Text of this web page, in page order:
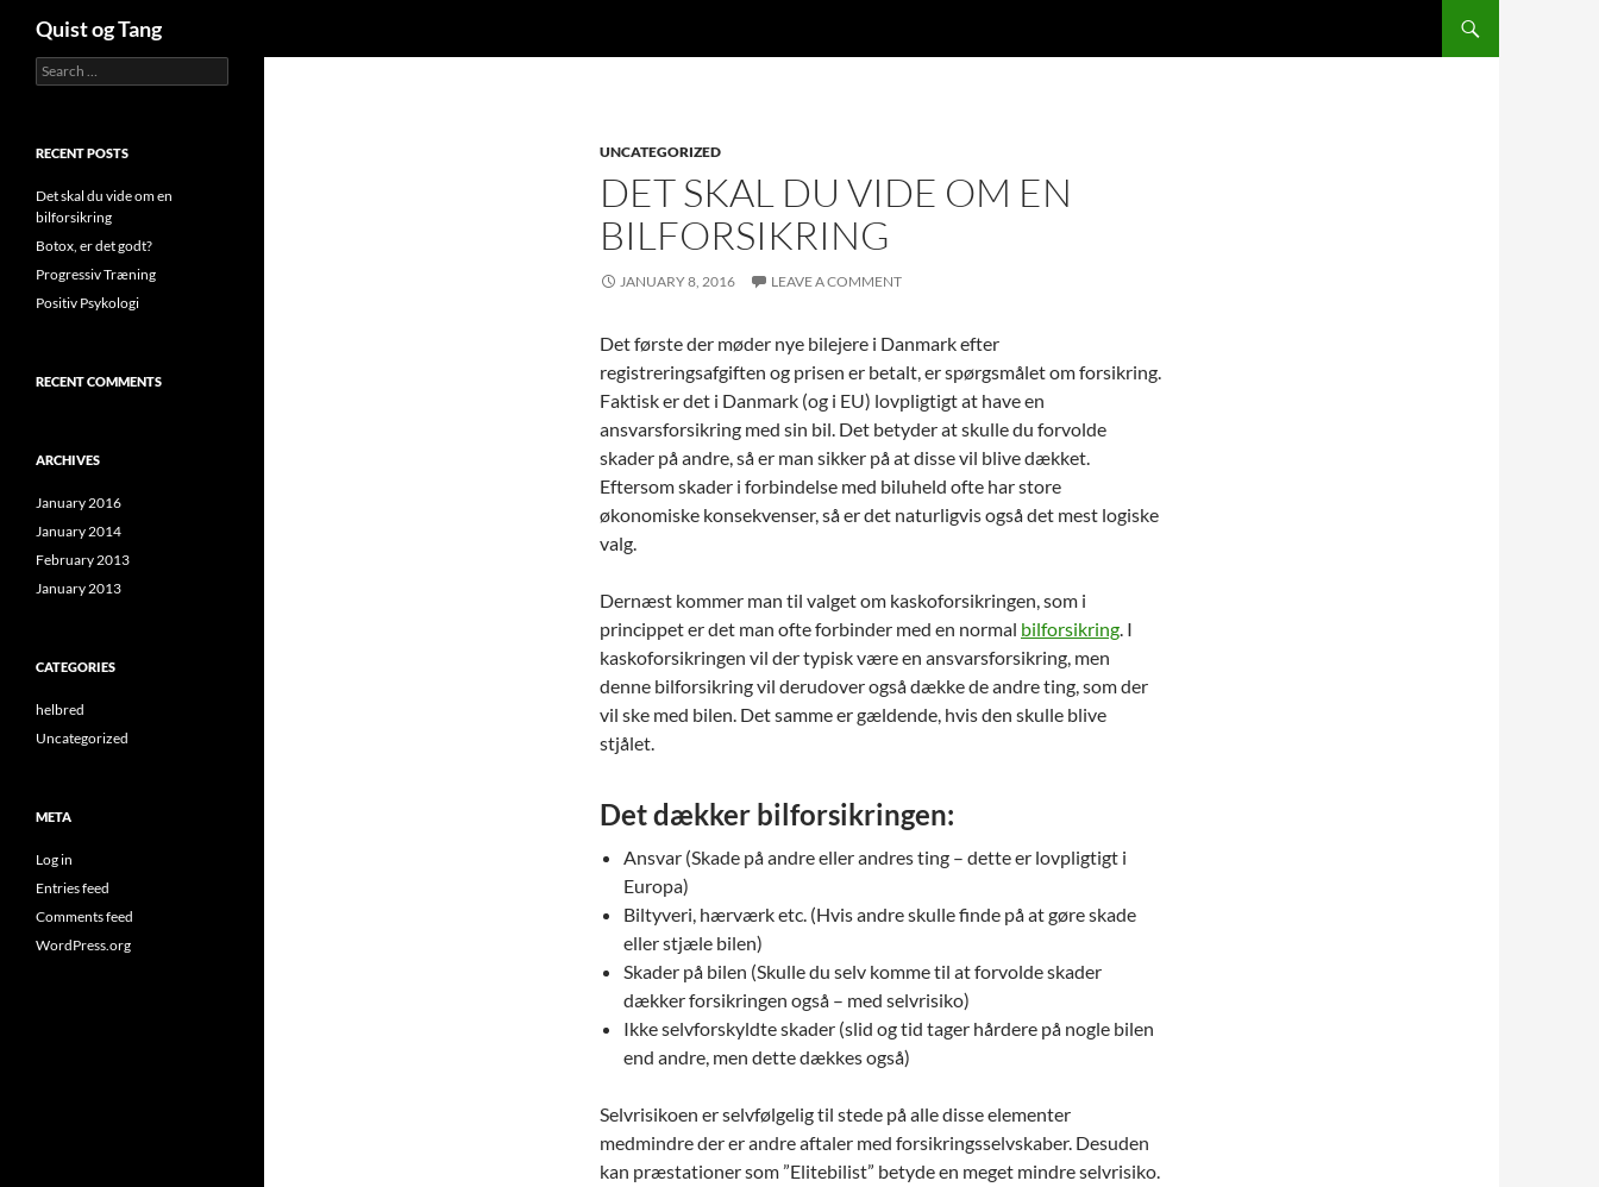
Quist og Tang
UNCATEGORIZED
DET SKAL DU VIDE OM EN
BILFORSIKRING
JANUARY 8, 2016 LEAVE A COMMENT
Det første der møder nye bilejere i Danmark efter
registreringsafgiften og prisen er betalt, er spørgsmålet om forsikring.
Faktisk er det i Danmark (og i EU) lovpligtigt at have en
ansvarsforsikring med sin bil. Det betyder at skulle du forvolde
skader på andre, så er man sikker på at disse vil blive dækket.
Eftersom skader i forbindelse med biluheld ofte har store
økonomiske konsekvenser, så er det naturligvis også det mest logiske
valg.
Dernæst kommer man til valget om kaskoforsikringen, som i
princippet er det man ofte forbinder med en normal bilforsikring. I
kaskoforsikringen vil der typisk være en ansvarsforsikring, men
denne bilforsikring vil derudover også dække de andre ting, som der
vil ske med bilen. Det samme er gældende, hvis den skulle blive
stjålet.
Det dækker bilforsikringen:
Ansvar (Skade på andre eller andres ting – dette er lovpligtigt i
Europa)
Biltyveri, hærværk etc. (Hvis andre skulle finde på at gøre skade
eller stjæle bilen)
Skader på bilen (Skulle du selv komme til at forvolde skader
dækker forsikringen også – med selvrisiko)
Ikke selvforskyldte skader (slid og tid tager hårdere på nogle bilen
end andre, men dette dækkes også)
Selvrisikoen er selvfølgelig til stede på alle disse elementer
medmindre der er andre aftaler med forsikringsselvskaber. Desuden
kan præstationer som ”Elitebilist” betyde en meget mindre selvrisiko.
Search
for:
RECENT POSTS
Det skal du vide om en
bilforsikring
Botox, er det godt?
Progressiv Træning
Positiv Psykologi
RECENT COMMENTS
ARCHIVES
January 2016
January 2014
February 2013
January 2013
CATEGORIES
helbred
Uncategorized
META
Log in
Entries feed
Comments feed
WordPress.org